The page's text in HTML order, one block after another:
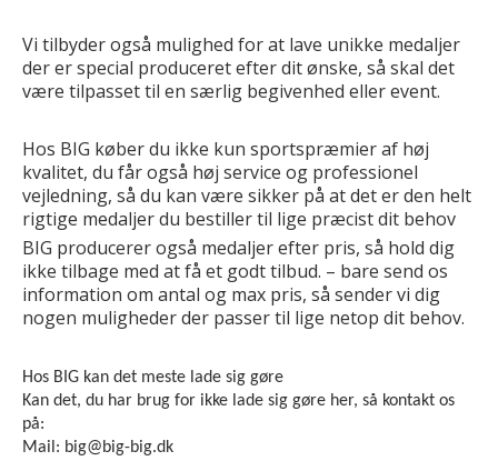
Vi tilbyder også mulighed for at lave unikke medaljer
der er special produceret efter dit ønske, så skal det
være tilpasset til en særlig begivenhed eller event.
Hos BIG køber du ikke kun sportspræmier af høj
kvalitet, du får også høj service og professionel
vejledning, så du kan være sikker på at det er den helt
rigtige medaljer du bestiller til lige præcist dit behov
BIG producerer også medaljer efter pris, så hold dig
ikke tilbage med at få et godt tilbud. – bare send os
information om antal og max pris, så sender vi dig
nogen muligheder der passer til lige netop dit behov.
Hos BIG kan det meste lade sig gøre
Kan det, du har brug for ikke lade sig gøre her, så kontakt os
på:
Mail: big@big-big.dk